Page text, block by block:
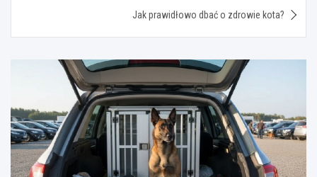
Jak prawidłowo dbać o zdrowie kota?